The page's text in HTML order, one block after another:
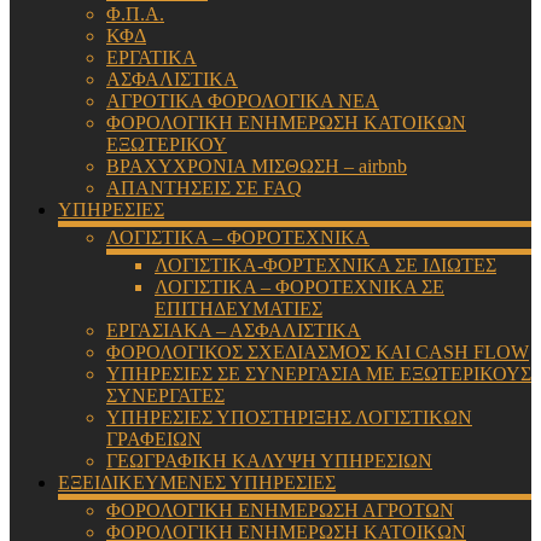
Φ.Π.Α.
ΚΦΔ
ΕΡΓΑΤΙΚΑ
ΑΣΦΑΛΙΣΤΙΚΑ
ΑΓΡΟΤΙΚΑ ΦΟΡΟΛΟΓΙΚΑ ΝΕΑ
ΦΟΡΟΛΟΓΙΚΗ ΕΝΗΜΕΡΩΣΗ ΚΑΤΟΙΚΩΝ
ΕΞΩΤΕΡΙΚΟΥ
ΒΡΑΧΥΧΡΟΝΙΑ ΜΙΣΘΩΣΗ – airbnb
ΑΠΑΝΤΗΣΕΙΣ ΣΕ FAQ
ΥΠΗΡΕΣΙΕΣ
ΛΟΓΙΣΤΙΚΑ – ΦΟΡΟΤΕΧΝΙΚΑ
ΛΟΓΙΣΤΙΚΑ-ΦΟΡΤΕΧΝΙΚΑ ΣΕ ΙΔΙΩΤΕΣ
ΛΟΓΙΣΤΙΚΑ – ΦΟΡΟΤΕΧΝΙΚΑ ΣΕ
ΕΠΙΤΗΔΕΥΜΑΤΙΕΣ
ΕΡΓΑΣΙΑΚΑ – ΑΣΦΑΛΙΣΤΙΚΑ
ΦΟΡΟΛΟΓΙΚΟΣ ΣΧΕΔΙΑΣΜΟΣ ΚΑΙ CASH FLOW
ΥΠΗΡΕΣΙΕΣ ΣΕ ΣΥΝΕΡΓΑΣΙΑ ΜΕ ΕΞΩΤΕΡΙΚΟΥΣ
ΣΥΝΕΡΓΑΤΕΣ
ΥΠΗΡΕΣΙΕΣ ΥΠΟΣΤΗΡΙΞΗΣ ΛΟΓΙΣΤΙΚΩΝ
ΓΡΑΦΕΙΩΝ
ΓΕΩΓΡΑΦΙΚΗ ΚΑΛΥΨΗ ΥΠΗΡΕΣΙΩΝ
ΕΞΕΙΔΙΚΕΥΜΕΝΕΣ ΥΠΗΡΕΣΙΕΣ
ΦΟΡΟΛΟΓΙΚΗ ΕΝΗΜΕΡΩΣΗ ΑΓΡΟΤΩΝ
ΦΟΡΟΛΟΓΙΚΗ ΕΝΗΜΕΡΩΣΗ ΚΑΤΟΙΚΩΝ